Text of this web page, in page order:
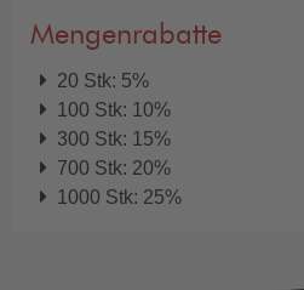
Mengenrabatte
20 Stk: 5%
100 Stk: 10%
300 Stk: 15%
700 Stk: 20%
1000 Stk: 25%